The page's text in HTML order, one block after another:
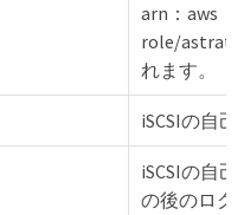
arn：aws：
role/
れます。
iSCSIの自
iSCSIの自
の後のログ